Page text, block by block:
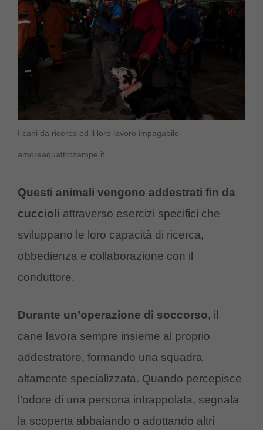
I cani da ricerca ed il loro lavoro impagabile-
amoreaquattrozampe.it
Questi animali vengono addestrati fin da
cuccioli attraverso esercizi specifici che
sviluppano le loro capacità di ricerca,
obbedienza e collaborazione con il
conduttore.
Durante un’operazione di soccorso, il
cane lavora sempre insieme al proprio
addestratore, formando una squadra
altamente specializzata. Quando percepisce
l’odore di una persona intrappolata, segnala
la scoperta abbaiando o adottando altri